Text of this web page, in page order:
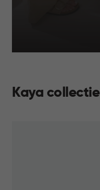
Kaya collectie